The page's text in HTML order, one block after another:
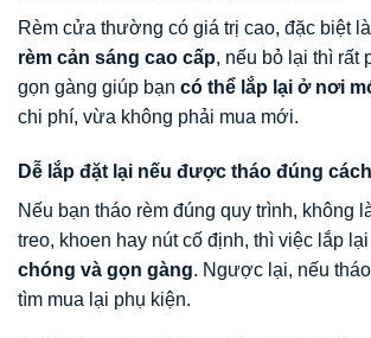
Rèm cửa thường có giá trị cao, đặc biệt là
rèm cản sáng cao cấp, nếu bỏ lại thì rất
gọn gàng giúp bạn có thể lắp lại ở nơi
chi phí, vừa không phải mua mới.
Dễ lắp đặt lại nếu được tháo đúng cách
Nếu bạn tháo rèm đúng quy trình, không
treo, khoen hay nút cố định, thì việc lắp lại
chóng và gọn gàng. Ngược lại, nếu
tìm mua lại phụ kiện.